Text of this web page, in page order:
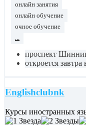
онлайн занятия
онлайн обучение
очное обучение
проспект
откроется завтра
Englishclubnk
Курсы иностранных